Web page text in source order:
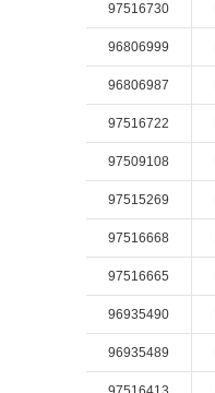
97516730
96806999
96806987
97516722
97509108
97515269
97516668
97516665
96935490
96935489